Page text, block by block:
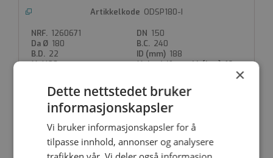
ODSP180-I
1260671
150
180
240
22
188
M20
16
ODSP200-I
1260672
200
×
Dette nettstedet bruker
informasjonskapsler
Vi bruker informasjonskapsler for å
tilpasse innhold, annonser og analysere